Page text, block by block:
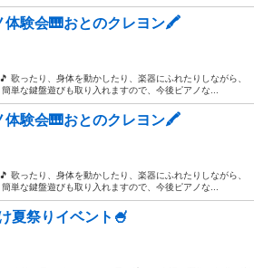
体験会🎹おとのクレヨン🖍️
歌ったり、身体を動かしたり、楽器にふれたりしながら、
単な鍵盤遊びも取り入れますので、今後ピアノな...
体験会🎹おとのクレヨン🖍️
歌ったり、身体を動かしたり、楽器にふれたりしながら、
単な鍵盤遊びも取り入れますので、今後ピアノな...
夏祭りイベント🍧